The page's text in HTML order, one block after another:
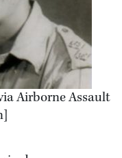
Airborne Assault